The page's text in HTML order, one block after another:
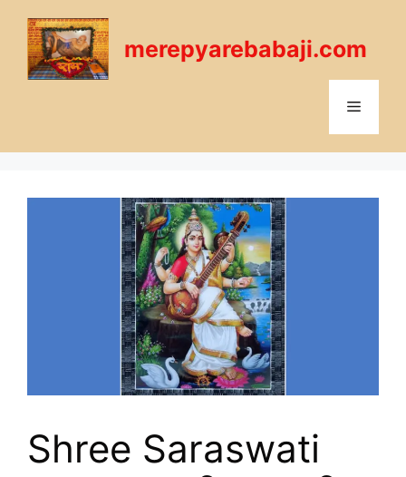
content
merepyarebabaji.com
Menu
Shree Saraswati